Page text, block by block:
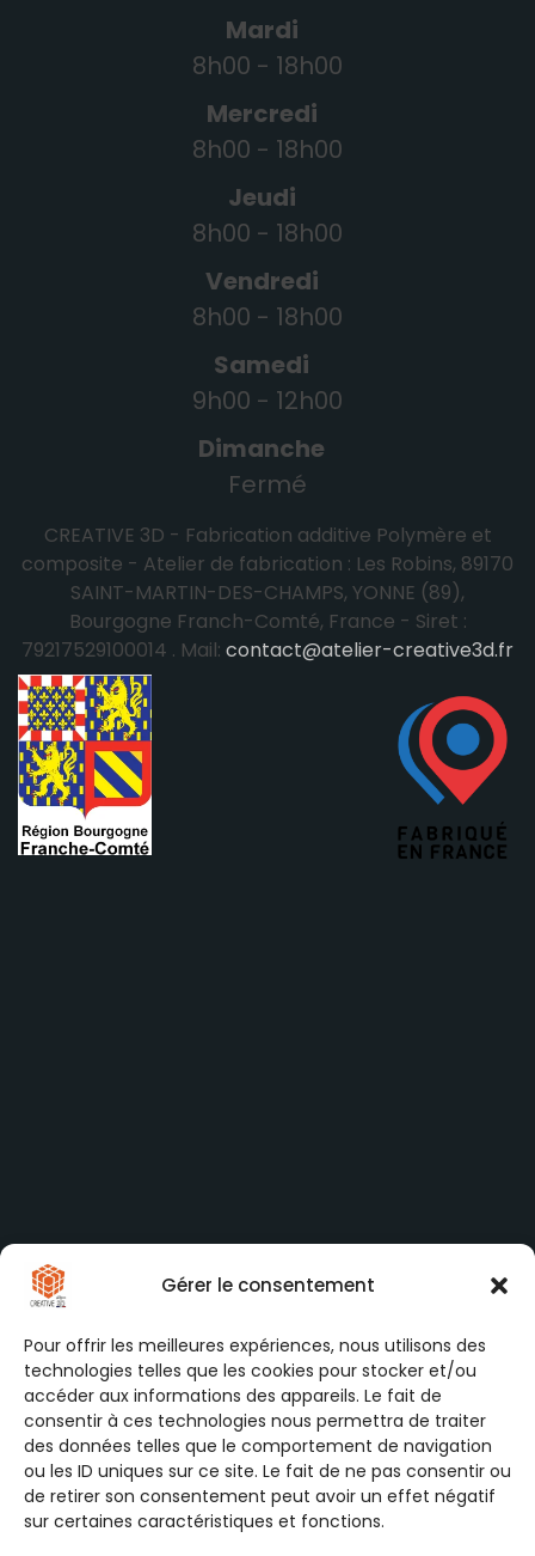
Gérer le consentement
Pour offrir les meilleures expériences, nous utilisons des
technologies telles que les cookies pour stocker et/ou
accéder aux informations des appareils. Le fait de
consentir à ces technologies nous permettra de traiter
des données telles que le comportement de navigation
ou les ID uniques sur ce site. Le fait de ne pas consentir ou
de retirer son consentement peut avoir un effet négatif
sur certaines caractéristiques et fonctions.
Mardi
8h00 - 18h00
Mercredi
8h00 - 18h00
Jeudi
8h00 - 18h00
Vendredi
8h00 - 18h00
Samedi
9h00 - 12h00
Dimanche
Fermé
CREATIVE 3D - Fabrication additive Polymère et
composite - Atelier de fabrication : Les Robins, 89170
SAINT-MARTIN-DES-CHAMPS, YONNE (89),
Bourgogne Franch-Comté, France - Siret :
79217529100014 . Mail: contact@atelier-creative3d.fr